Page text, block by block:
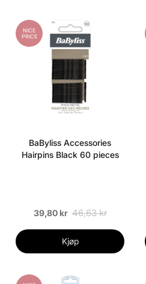
NICE
PRICE
BaByliss Accessories
Hairpins Black 60 pieces
39,80 kr 46,63 kr
Kjøp